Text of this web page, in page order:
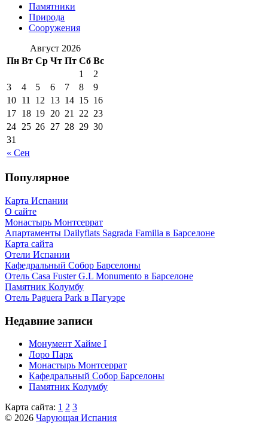
Памятники
Природа
Сооружения
Август 2026
Пн Вт Ср Чт Пт Сб Вс
« Сен
1
2
3
4 5 6 7 8
9
10 11 12 13 14 15 16
17 18 19 20 21 22 23
24 25 26 27 28 29 30
31
Популярное
Карта Испании
О сайте
Монастырь Монтсеррат
Апартаменты Dailyflats Sagrada Familia в Барселоне
Карта сайта
Отели Испании
Кафeдрaльный Собор Барселоны
Отель Casa Fuster G.L Monumento в Барселоне
Пaмятник Колумбу
Отель Paguera Park в Пагуэре
Недавние записи
Монумент Хайме I
Лоро Парк
Монастырь Монтсеррат
Кафeдрaльный Собор Барселоны
Пaмятник Колумбу
Карта сайта: 1 2 3
© 2026 Чарующая Испания